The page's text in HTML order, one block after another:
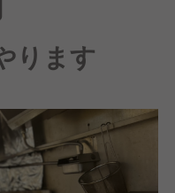
実際に存在します。
本NOは言いませ
アこそ重要だから。
一緒に考え
に体感しながら
にはあります。
ります